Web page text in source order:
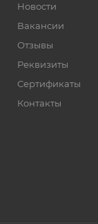
Новости
Вакансии
Отзывы
Реквизиты
Сертификаты
Контакты